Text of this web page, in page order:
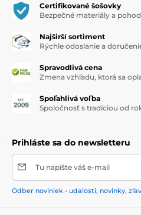
Certifikované šošovky
Bezpečné materiály a
Najširší sortiment
Rýchle odoslanie a
Spravodlivá cena
Zmena vzhľadu, ktorá sa
Spoľahlivá voľba
Spoločnosť s tradíciou od
Prihláste sa do newsletteru
Tu napíšte váš e-mail
Odber noviniek - udalosti, novinky,